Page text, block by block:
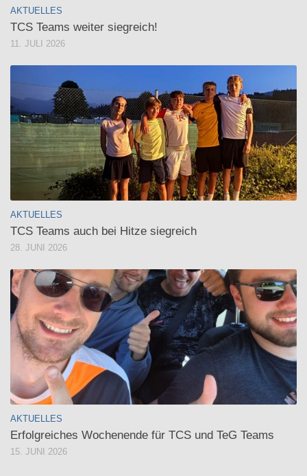
AKTUELLES
TCS Teams weiter siegreich!
11. JULI 2026
AKTUELLES
TCS Teams auch bei Hitze siegreich
28. JUNI 2026
AKTUELLES
Erfolgreiches Wochenende für TCS und TeG Teams
15. JUNI 2026